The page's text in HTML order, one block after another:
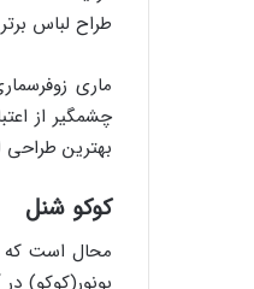
طراح لباس
بهترین طراحی لباس
کوکو شنل
محال است که